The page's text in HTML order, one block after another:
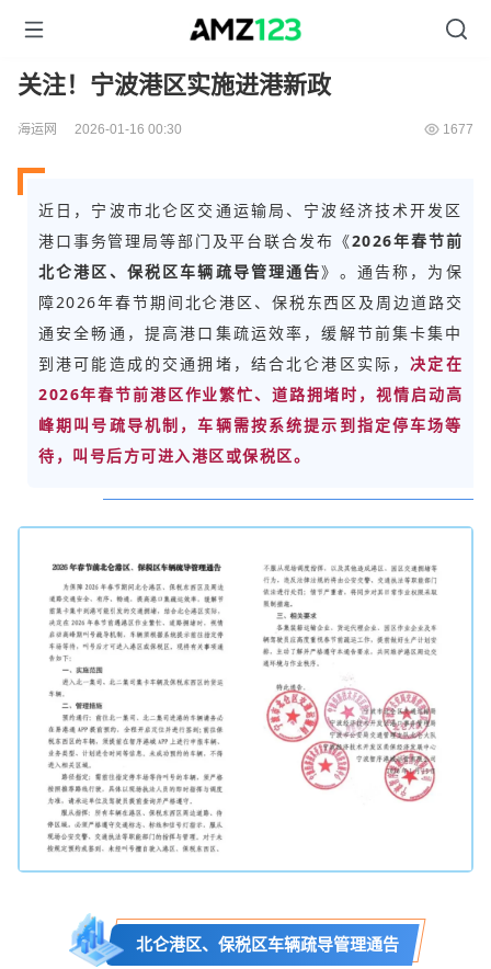
关注！宁波港区实施进港新政
海运网 2026-01-16 00:30 1677
近日，宁波市北仑区交通运输局、宁波经济技术开发区
港口事务管理局等部门及平台联合发布《2026年春节前
北仑港区、保税区车辆疏导管理通告》。通告称，为保
障2026年春节期间北仑港区、保税东西区及周边道路交
通安全畅通，提高港口集疏运效率，缓解节前集卡集中
到港可能造成的交通拥堵，结合北仑港区实际，决定在
2026年春节前港区作业繁忙、道路拥堵时，视情启动高
峰期叫号疏导机制，车辆需按系统提示到指定停车场等
待，叫号后方可进入港区或保税区。
北仑港区、保税区车辆疏导管理通告